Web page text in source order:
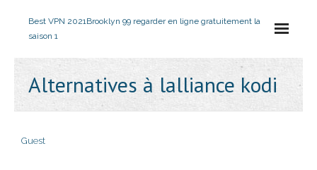
Best VPN 2021Brooklyn 99 regarder en ligne gratuitement la
saison 1
Alternatives à lalliance kodi
Guest